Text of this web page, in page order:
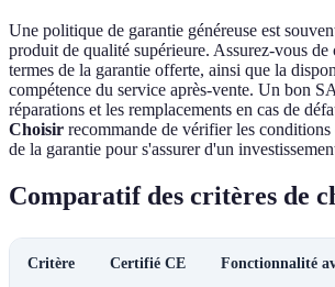
Une politique de garantie généreuse est
produit de qualité supérieure. Assurez-vous de
termes de la garantie offerte, ainsi que la
compétence du service après-vente. Un bon
réparations et les remplacements en cas de
Choisir recommande de vérifier les conditions
de la garantie pour s'assurer d'un
Comparatif des critères de
Critère Certifié CE Fonctionnalité